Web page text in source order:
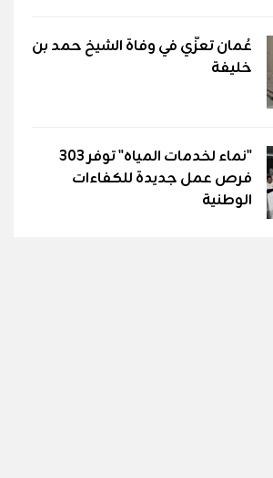
عُمان تعزّي في وفاة الشيخ حمد بن
خليفة
"نماء لخدمات المياه" توفر 303
فرص عمل جديدة للكفاءات
الوطنية